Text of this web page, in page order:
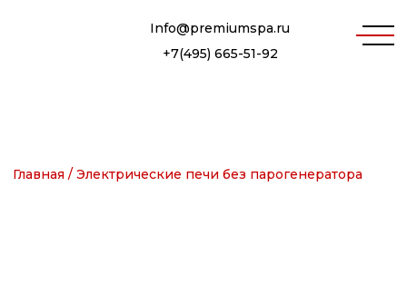
Info@premiumspa.ru
+7(495) 665-51-92